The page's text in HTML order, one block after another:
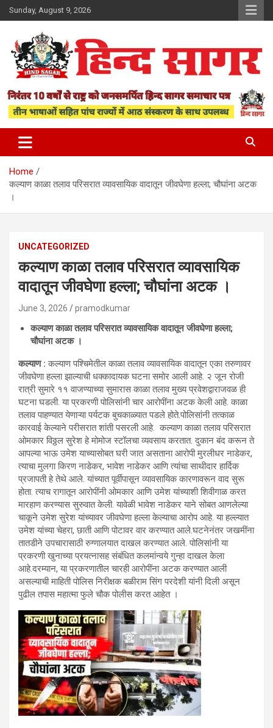
Skip
to
Sunday, August 9, 2026
Hind Sagar
Home
कल्याण काळा तलाव परिसरात व्यावसायिक वादातून जीवघेणा हल्ला; चौघांना अटक
।
UNCATEGORIZED
कल्याण काळा तलाव परिसरात व्यावसायिक
वादातून जीवघेणा हल्ला; चौघांना अटक ।
June 3, 2026 pramodkumar
कल्याण काळा तलाव परिसरात व्यावसायिक वादातून जीवघेणा हल्ला;
चौघांना अटक ।
कल्याण : कल्याण पश्चिमेतील काळा तलाव व्यावसायिक वादातून एका तरुणावर
जीवघेणा हल्ला झाल्याची धक्कादायक घटना समोर आली आहे. २ जून रोजी
रात्री सुमारे ११ वाजण्याच्या सुमारास काळा तलाव मुख्य प्रवेशद्वाराजवळ ही
घटना घडली. या प्रकरणी पोलिसांनी चार आरोपींना अटक केली आहे. काळा
तलाव पाहण्यात येणाऱ्या पर्यटक बुचकाळ्यात पडले होते.पोलिसांनी तत्काळ
कारवाई केल्याने परीसरात शांती पसरली आहे. कल्याण काळा तलाव परिसरात
ओमकार विठ्ठल सुरेश हे मोमोज स्टॉलचा व्यवसाय करतात. दुकान बंद करून ते
आपल्या भाऊ उमेश याच्यासोबत घरी जात असताना आरोपी मुरलीधर नाडेकर,
त्याचा मुलगा किरण नाडेकर, भावेश नाडेकर आणि त्यांचा साथीदार हार्दिक
प्रजापती हे तेथे आले. यांच्यात पूर्वीपासून व्यावसायिक कारणावरून वाद सुरू
होता. त्याच रागातून आरोपींनी ओमकार आणि उमेश यांच्याशी शिवीगाळ करत
मारहाण करण्यास सुरुवात केली. यावेळी भावेश नाडेकर याने सोबत आणलेल्या
चाकूने उमेश सुरेश यांच्यावर जीवघेणा हल्ला केल्याचा आरोप आहे. या हल्ल्यात
उमेश यांच्या चेहरा, छाती आणि पोटावर वार करण्यात आले.घटनेनंतर जखमींना
तातडीने उपचारासाठी रुग्णालयात दाखल करण्यात आले. पोलिसांनी या
प्रकरणी खुनाच्या प्रयत्नासह संबंधित कलमांन्वये गुन्हा दाखल केला
आहे.दरम्यान, या प्रकरणातील चारही आरोपींना अटक करण्यात आली
असल्याची माहिती पोलिस निरीक्षक बळीराम सिंग परदेशी यांनी दिली असून
पुढील तपास महात्मा फुले चौक पोलीस करत आहेत ।